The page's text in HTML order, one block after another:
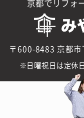
京都でリフォ
〒600-8483 京都
日曜祝日は定休